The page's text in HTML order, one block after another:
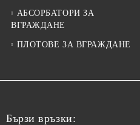
АБСОРБАТОРИ ЗА
ВГРАЖДАНЕ
ПЛОТОВЕ ЗА ВГРАЖДАНЕ
Бързи връзки: